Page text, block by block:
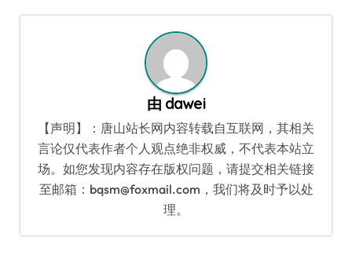
导
由 dawei
【声明】：唐山站长网内容转载自互联网，其相关
言论仅代表作者个人观点绝非权威，不代表本站立
场。如您发现内容存在版权问题，请提交相关链接
至邮箱：bqsm@foxmail.com，我们将及时予以处
理。